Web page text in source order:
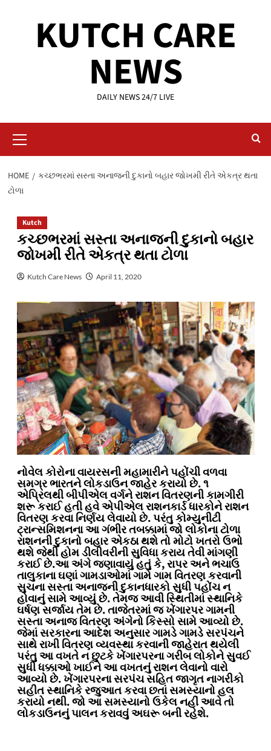
KUTCH CARE
NEWS
DAILY NEWS 24/7 LIVE
Menu
HOME
કચ્છભરમાં સસ્તા અનાજની દુકાનો બહાર જોખમી રીતે એકત્ર થતા
ટોળા
Kutch
કચ્છભરમાં સસ્તા અનાજની દુકાનો બહાર
જોખમી રીતે એકત્ર થતા ટોળા
Kutch Care News April 11, 2020
નોવેલ કોરોના વાયરસની મહામારીને પહોંચી વળવા
સમગ્ર ભારતને લોકડાઉન જાહેર કરાયો છે. ૧
એપ્રિલથી બીપીએલ વર્ગને રાશન વિતરણની કામગીરી
શરૂ કરાઈ હતી હવે એપીએલ રાશનકાર્ડ ધારકોને રાશન
વિતરણ કરવા નિર્ણય લેવાયો છે. પરંતુ કોમ્યુનીટી
ટ્રાન્સમિશનના આ ગંભીર તબક્કામાં જો લોકોના ટોળા
રાશનની દુકાનો બહાર એકઠા થશે તો મોટો ખતરો ઉભો
થશે જેથી હોમ ડીલીવરીની સુવિધા કરાય તેવી માંગણી
કરાઈ છે.આ અંગે જણાવાયું હતું કે, રાપર અને ભચાઉ
તાલુકાના ઘણાં ગામડાઓમાં ગામે ગામ વિતરણ કરવાની
સુચના સસ્તા અનાજની દુકાનધારકો સુધી પહોંચ ન
હોવાનું સામે આવ્યું છે. તેમજ આવી સ્થિતીમાં સ્થાનિકે
ઘર્ષણ સર્જાય તેમ છે. તાજેતરમાં જ ખેંગારપર ગામની
સસ્તા અનાજ વિતરણ અંગેનો કિસ્સો સામે આવ્યો છે.
જેમાં સરકારના આદેશ અનુસાર ગામડે ગામડે સરપંચને
સાથે રાખી વિતરણ વ્યવસ્થા કરવાની જાહેરાત થયેલી
પરંતુ આ વખતે ન છુટકે ખેંગારપરના ગરીબ લોકોને સુવઈ
સુધી ધક્કાઓ ખાઈને આ વખતનું રાશન લેવાનો વારો
આવ્યો છે. ખેંગારપરના સરપંચ સહિત જાગૃત નાગરીકો
સહીત સ્થાનિકે રજુઆત કરવા છતાં સમસ્યાનો હલ
કરાયો નથી. જો આ સમસ્યાનો ઉકેલ નહીં આવે તો
લોકડાઉનનું પાલન કરાવવું અઘરૂ બની રહેશે.